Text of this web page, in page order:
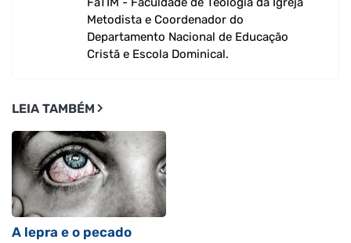
Metodista e Coordenador do
Departamento Nacional de Educação
Cristã e Escola Dominical.
LEIA TAMBÉM
A lepra e o pecado